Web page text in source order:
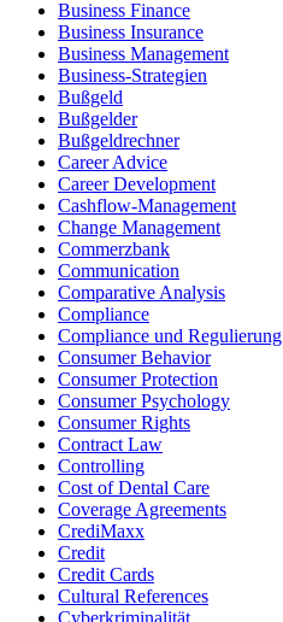
Business Finance
Business Insurance
Business Management
Business-Strategien
Bußgeld
Bußgelder
Bußgeldrechner
Career Advice
Career Development
Cashflow-Management
Change Management
Commerzbank
Communication
Comparative Analysis
Compliance
Compliance und Regulierung
Consumer Behavior
Consumer Protection
Consumer Psychology
Consumer Rights
Contract Law
Controlling
Cost of Dental Care
Coverage Agreements
CrediMaxx
Credit
Credit Cards
Cultural References